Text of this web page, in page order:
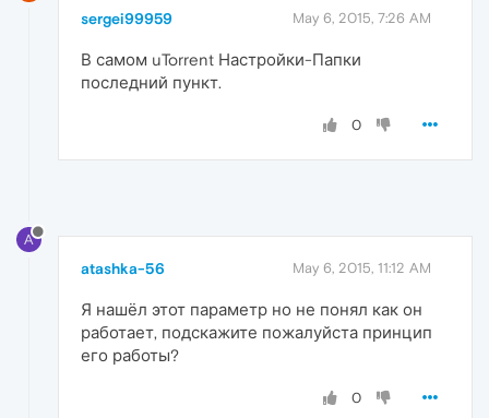
sergei99959 May 6, 2015, 7:26 AM
В самом uTorrent Настройки-Папки
последний пункт.
0
A
atashka-56 May 6, 2015, 11:12 AM
Я нашёл этот параметр но не понял как он
работает, подскажите пожалуйста принцип
его работы?
0